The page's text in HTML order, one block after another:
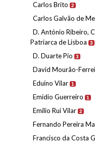
Carlos Brito 2
Carlos Galvão de
D. António Ribeiro,
Patriarca de Lisboa
3
D. Duarte Pio 3
David Mourão-
Eduíno Vilar 1
Emídio Guerreiro 1
Emílio Rui Vilar 2
Fernando Pereira
Francisco da Costa